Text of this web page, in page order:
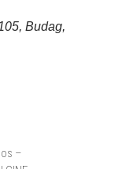
Budag,
–